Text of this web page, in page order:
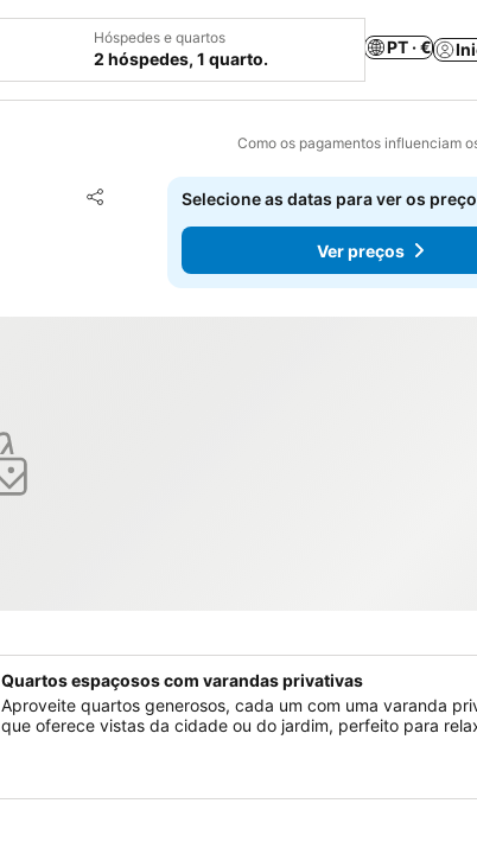
Hóspedes e quartos
2 hóspedes, 1 quarto.
PT · €
Como os pagamentos influenciam
Partilhar
Adicionar aos favoritos
Selecione as datas para ver os
Ver preços
Quartos espaçosos com varandas privativas
Aproveite quartos generosos, cada um com uma varanda
que oferece vistas da cidade ou do jardim, perfeito para